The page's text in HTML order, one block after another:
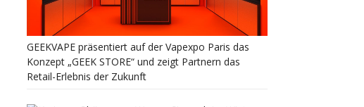
GEEKVAPE präsentiert auf der Vapexpo Paris das
Konzept „GEEK STORE“ und zeigt Partnern das
Retail-Erlebnis der Zukunft